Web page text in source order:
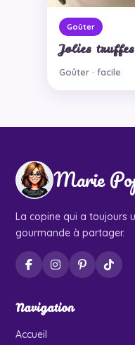
Goûter
Jolies
Goûter · facile
Marie
La copine qui a toujours
gourmande à partager.
Navigation
Accueil